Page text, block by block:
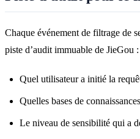
Chaque événement de filtrage de
piste d’audit immuable de JieGou :
Quel utilisateur a initié la
Quelles bases de
Le niveau de sensibilité qui a